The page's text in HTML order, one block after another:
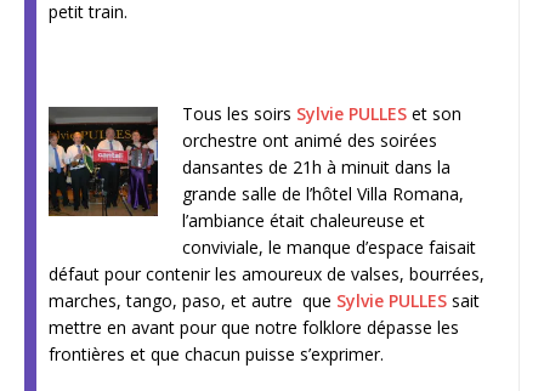
petit train.
Tous les soirs Sylvie PULLES et son
orchestre ont animé des soirées
dansantes de 21h à minuit dans la
grande salle de l’hôtel Villa Romana,
l’ambiance était chaleureuse et
conviviale, le manque d’espace faisait
défaut pour contenir les amoureux de valses, bourrées,
marches, tango, paso, et autre que Sylvie PULLES sait
mettre en avant pour que notre folklore dépasse les
frontières et que chacun puisse s’exprimer.